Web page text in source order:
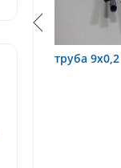
12Х18Н10Т